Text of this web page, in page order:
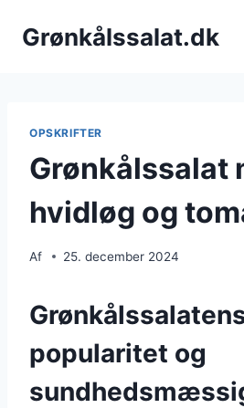
Grønkålssalat.dk
OPSKRIFTER
Grønkålssalat
hvidløg og
Af 25. december 2024
popularitet og